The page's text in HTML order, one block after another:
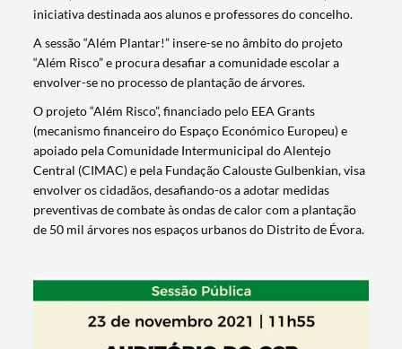
iniciativa destinada aos alunos e professores do concelho.
A sessão “Além Plantar!” insere-se no âmbito do projeto
“Além Risco” e procura desafiar a comunidade escolar a
envolver-se no processo de plantação de árvores.
O projeto “Além Risco”, financiado pelo EEA Grants
(mecanismo financeiro do Espaço Económico Europeu) e
apoiado pela Comunidade Intermunicipal do Alentejo
Central (CIMAC) e pela Fundação Calouste Gulbenkian, visa
envolver os cidadãos, desafiando-os a adotar medidas
preventivas de combate às ondas de calor com a plantação
de 50 mil árvores nos espaços urbanos do Distrito de Évora.